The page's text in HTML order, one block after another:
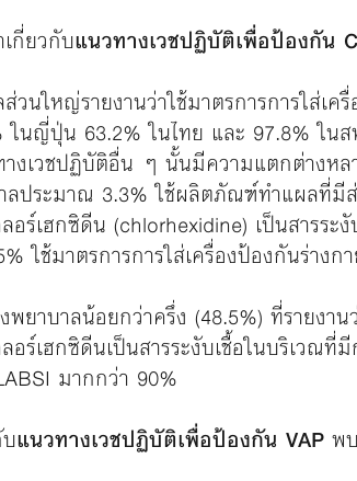
กี่ยวกับแนวทางเวชปฏิบัติเพื่อป้องกัน
วนใหญ่รายงานว่าใช้มาตรการการใส่เ
ในญี่ปุ่น 63.2% ในไทย และ 97.8% ในส
างเวชปฏิบัติอื่น ๆ นั้นมีความแตกต่างห
ลประมาณ 3.3% ใช้ผลิตภัณฑ์ทำแผลที่มี
อร์เฮกซิดีน (chlorhexidine) เป็นสารร
ใช้มาตรการการใส่เครื่องป้องกันร่า
พยาบาลน้อยกว่าครึ่ง (48.5%) ที่รายง
อร์เฮกซิดีนเป็นสารระงับเชื้อในบริเวณ
มากกว่า 90%
แนวทางเวชปฏิบัติเพื่อป้องกัน VAPพบ